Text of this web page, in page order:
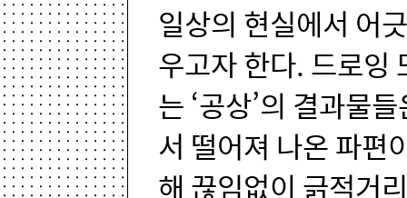
일상의 현실에서 어
우고자 한다. 드로잉
는 ‘공상’의 결과물
서 떨어져 나온 파편
해 끊임없이 긁적거